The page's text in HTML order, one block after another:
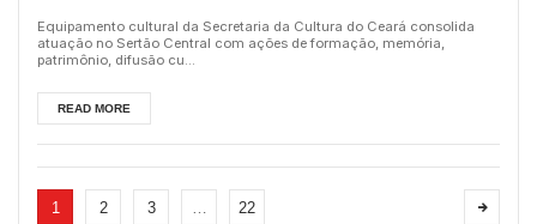
Equipamento cultural da Secretaria da Cultura do Ceará consolida
atuação no Sertão Central com ações de formação, memória,
patrimônio, difusão cu...
READ MORE
1 2 3 … 22